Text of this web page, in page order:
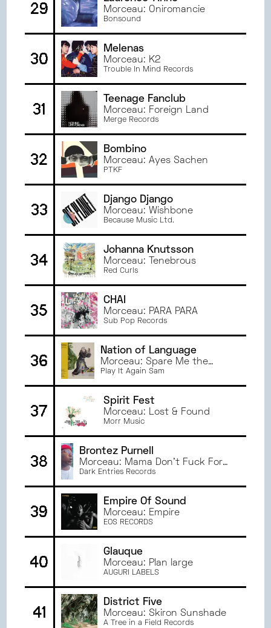
29 Morceau: Oniromancie
Bonsound
30
Melenas
Morceau: K2
Trouble In Mind Records
31
Teenage Fanclub
Morceau: Foreign Land
Merge Records
32
Bombino
Morceau: Ayes Sachen
PTKF
33
Django Django
Morceau: Wishbone
Because Music Ltd.
34
Johanna Knutsson
Morceau: Tenebrous
Red Curls
35
CHAI
Morceau: PARA PARA
Sub Pop Records
36
Nation of Language
Morceau: Spare Me the
Decision
Play It Again Sam
37
Spirit Fest
Morceau: Lost & Found
Morr Music
38
Brontez Purnell
Morceau: Mama Don’t Fuck For
Beats - The Beats They Fuck For
Know?)
Dark Entries Records
39
Empire Of Sound
Morceau: Empire
EOS RECORDS
40
Glauque
Morceau: Plan large
AUGURI LABELS
41
District Five
Morceau: Skiron Sunshade
A Tree in a Field Records